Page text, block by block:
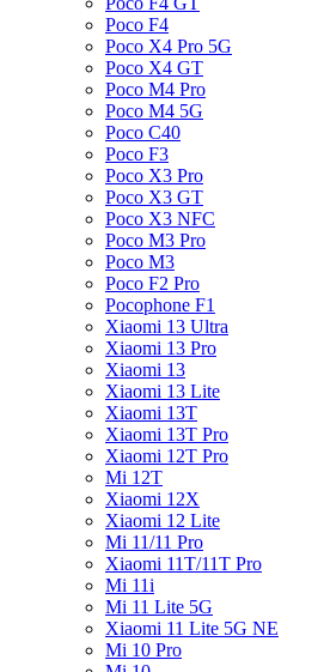
Poco F4
Poco X4 Pro 5G
Poco X4 GT
Poco M4 Pro
Poco M4 5G
Poco C40
Poco F3
Poco X3 Pro
Poco X3 GT
Poco X3 NFC
Poco M3 Pro
Poco M3
Poco F2 Pro
Pocophone F1
Xiaomi 13 Ultra
Xiaomi 13 Pro
Xiaomi 13
Xiaomi 13 Lite
Xiaomi 13T
Xiaomi 13T Pro
Xiaomi 12T Pro
Mi 12T
Xiaomi 12X
Xiaomi 12 Lite
Mi 11/11 Pro
Xiaomi 11T/11T Pro
Mi 11i
Mi 11 Lite 5G
Xiaomi 11 Lite 5G NE
Mi 10 Pro